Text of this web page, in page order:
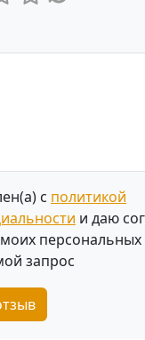
с политикой
и даю
запрос